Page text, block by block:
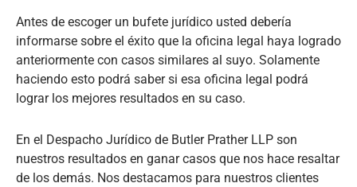
Antes de escoger un bufete jurídico usted debería
informarse sobre el éxito que la oficina legal haya logrado
anteriormente con casos similares al suyo. Solamente
haciendo esto podrá saber si esa oficina legal podrá
lograr los mejores resultados en su caso.
En el Despacho Jurídico de Butler Prather LLP son
nuestros resultados en ganar casos que nos hace resaltar
de los demás. Nos destacamos para nuestros clientes